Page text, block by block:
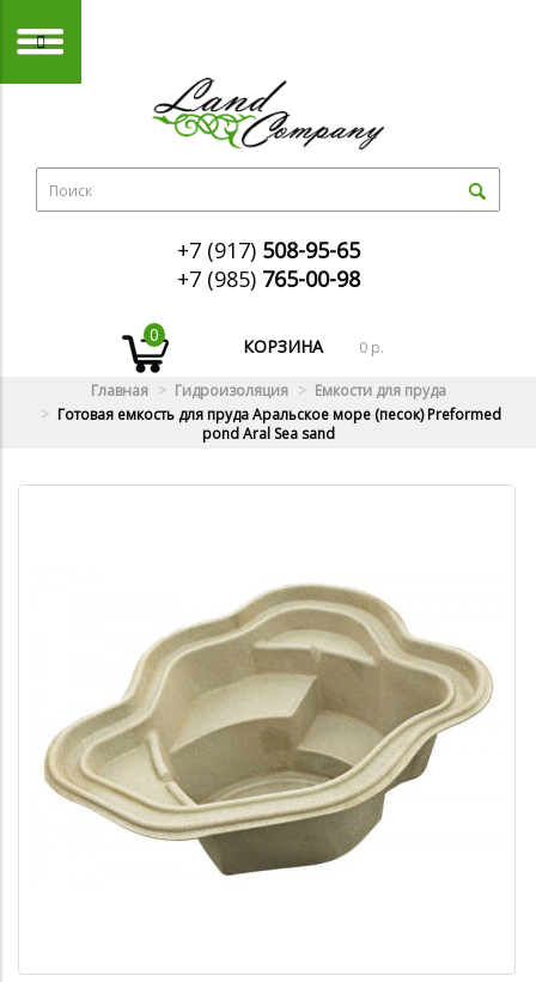
+7 (917) 508-95-65
+7 (985) 765-00-98
0
КОРЗИНА 0 р.
Главная Гидроизоляция
Емкости для пруда
Готовая емкость для пруда Аральское море (песок) Preformed
pond Aral Sea sand